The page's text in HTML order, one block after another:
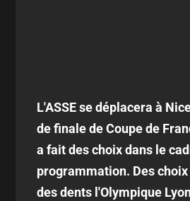
L'ASSE se déplacera à
de finale de Coupe de
a fait des choix dans le
programmation. Des
des dents l'Olympique